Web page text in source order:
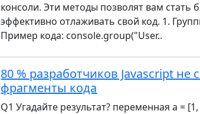
консоли. Эти методы позволят вам
эффективно отлаживать свой код. 1.
Пример кода: console.group("User..
80 % разработчиков Javascript не
фрагменты кода
Q1 Угадайте результат? переменная а =